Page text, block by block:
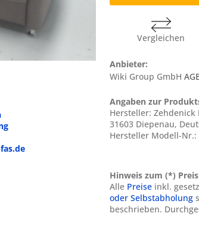
Vergleichen
Anbieter:
Wiki Group GmbH
Angaben zur
Hersteller: Zehdenick
31603 Diepenau,
Hersteller Modell-Nr.:
Hinweis zum (*)
Alle Preiseinkl.
oder Selbstabholung
beschrieben.